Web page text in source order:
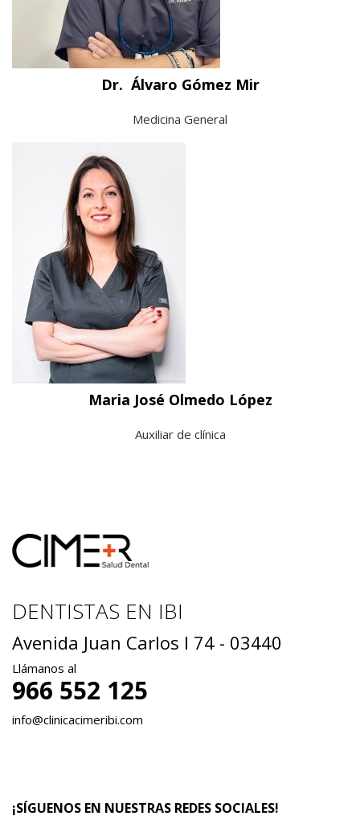
Dr. Álvaro Gómez Mir
Medicina General
Maria José Olmedo López
Auxiliar de clínica
DENTISTAS EN IBI
Avenida Juan Carlos I 74 - 03440
Llámanos al
966 552 125
info@clinicacimeribi.com
¡SÍGUENOS EN NUESTRAS REDES SOCIALES!